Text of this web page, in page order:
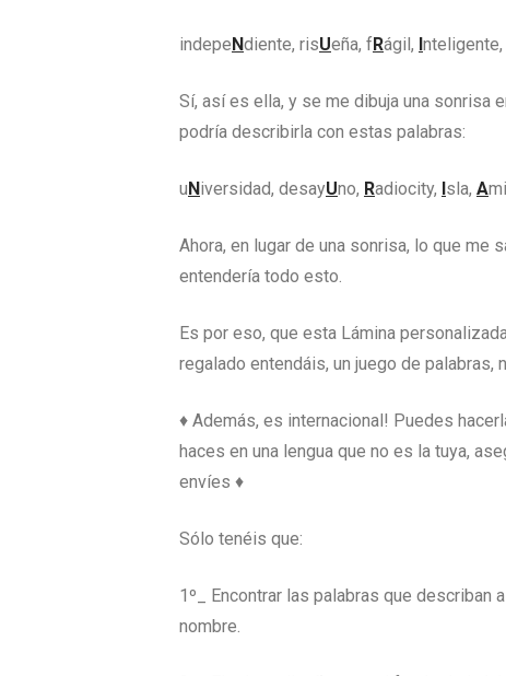
indepeNdiente, risUeña, fRágil, Inteligente,
Sí, así es ella, y se me dibuja una sonrisa
podría describirla con estas palabras:
uNiversidad, desayUno, Radiocity, Isla, A
Ahora, en lugar de una sonrisa, lo que
entendería todo esto.
Es por eso, que esta Lámina
regalado entendáis, un juego de palabras,
♦ Además, es internacional! Puedes
haces en una lengua que no es la tuya,
envíes ♦
Sólo tenéis que:
1º_ Encontrar las palabras que describan
nombre.